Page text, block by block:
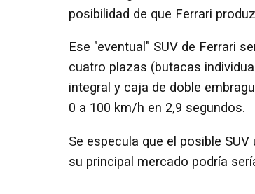
posibilidad de que Ferrari
Ese "eventual" SUV de Ferrari
cuatro plazas (butacas
integral y caja de doble
0 a 100 km/h en 2,9 segundos.
Se especula que el posible
su principal mercado podría